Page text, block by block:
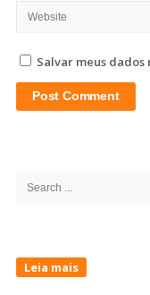
Salvar meus
Leia mais